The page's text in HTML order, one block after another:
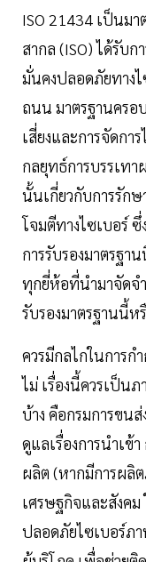
ISO 21434 เป็นม
สากล (ISO) ได้รับ
มั่นคงปลอดภัยทาง
ถนน มาตรฐานครอ
เสี่ยงและการจัดกา
กลยุทธ์การบรรเทา
นั้นเกี่ยวกับการรัก
โจมตีทางไซเบอร์
การรับรองมาตรฐา
ทุกยี่ห้อที่นำมาจัดจ
รับรองมาตรฐานนี้ห
ควรมีกลไกในการ
ไม่ เรื่องนี้ควรเป็น
บ้าง คือกรมการขน
ดูแลเรื่องการนำเข้
ผลิต (หากมีการผลิ
เศรษฐกิจและสังคม
ปลอดภัยไซเบอร์ภา